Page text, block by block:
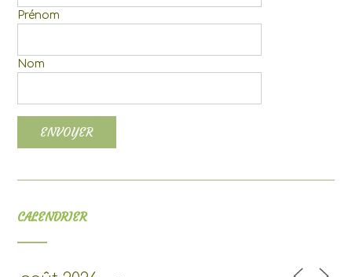
Prénom
Nom
CALENDRIER